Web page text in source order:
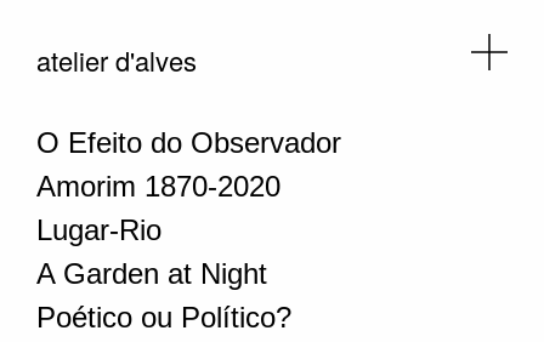
atelier d'alves
O Efeito do Observador
Amorim 1870-2020
Lugar-Rio
A Garden at Night
Poético ou Político?